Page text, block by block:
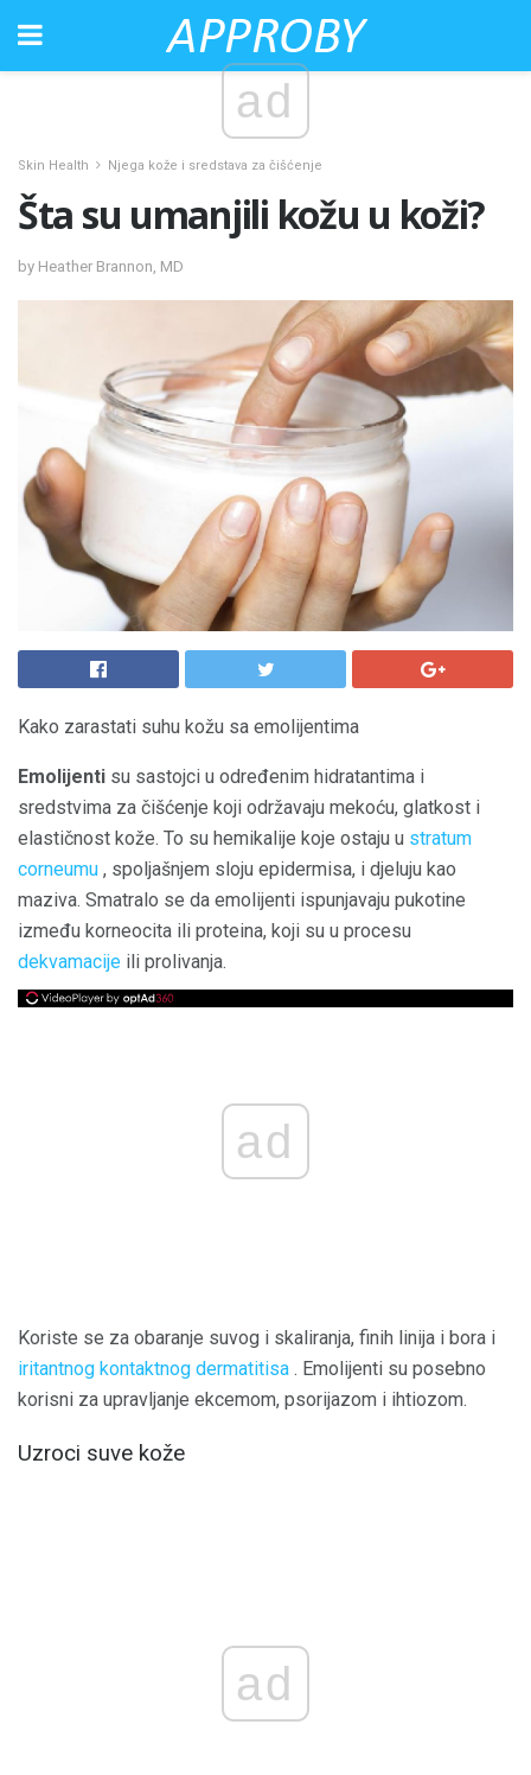
ad
Skin Health Njega kože i sredstava za čišćenje
Šta su umanjili kožu u koži?
by Heather Brannon, MD
Kako zarastati suhu kožu sa emolijentima
Emolijenti su sastojci u određenim hidratantima i
sredstvima za čišćenje koji održavaju mekoću, glatkost i
elastičnost kože. To su hemikalije koje ostaju u stratum
corneumu , spoljašnjem sloju epidermisa, i djeluju kao
maziva. Smatralo se da emolijenti ispunjavaju pukotine
između korneocita ili proteina, koji su u procesu
dekvamacije ili prolivanja.
ad
Koriste se za obaranje suvog i skaliranja, finih linija i bora i
iritantnog kontaktnog dermatitisa . Emolijenti su posebno
korisni za upravljanje ekcemom, psorijazom i ihtiozom.
Uzroci suve kože
ad